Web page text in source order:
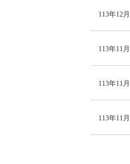
113年12月
113年11月
113年11月
113年11月